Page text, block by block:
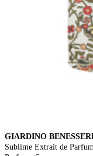
GIARDINO
Sublime Extrait de